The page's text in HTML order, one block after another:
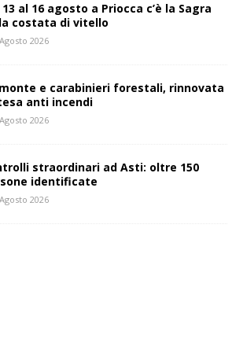
13 al 16 agosto a Priocca c’è la Sagra
costata di vitello
2026
e carabinieri forestali, rinnovata
anti incendi
2026
straordinari ad Asti: oltre 150
identificate
2026